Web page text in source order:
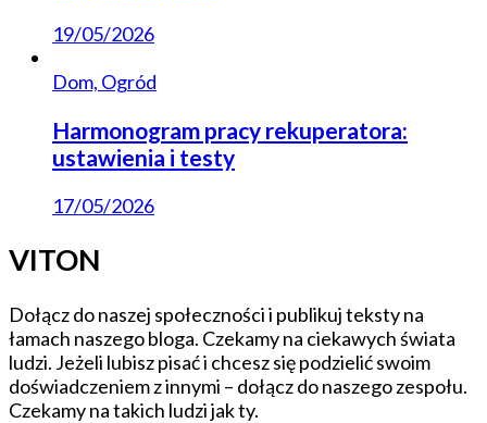
19/05/2026
Dom, Ogród
Harmonogram pracy rekuperatora:
ustawienia i testy
17/05/2026
VITON
Dołącz do naszej społeczności i publikuj teksty na
łamach naszego bloga. Czekamy na ciekawych świata
ludzi. Jeżeli lubisz pisać i chcesz się podzielić swoim
doświadczeniem z innymi – dołącz do naszego zespołu.
Czekamy na takich ludzi jak ty.